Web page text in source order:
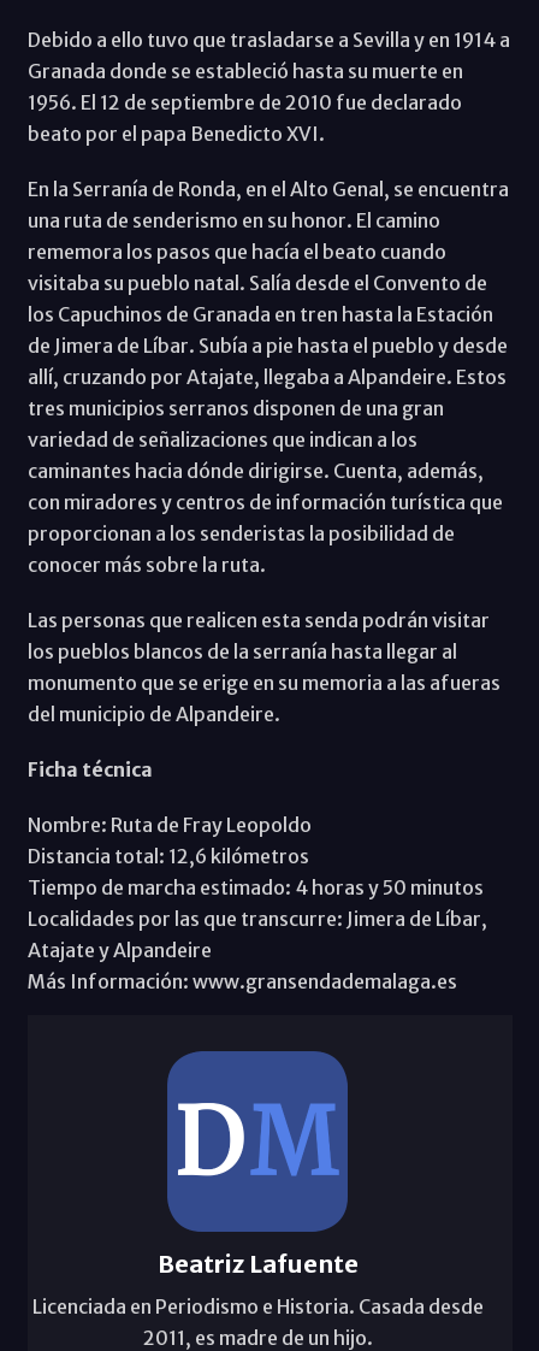
Debido a ello tuvo que trasladarse a Sevilla y en 1914 a
Granada donde se estableció hasta su muerte en
1956. El 12 de septiembre de 2010 fue declarado
beato por el papa Benedicto XVI.
En la Serranía de Ronda, en el Alto Genal, se encuentra
una ruta de senderismo en su honor. El camino
rememora los pasos que hacía el beato cuando
visitaba su pueblo natal. Salía desde el Convento de
los Capuchinos de Granada en tren hasta la Estación
de Jimera de Líbar. Subía a pie hasta el pueblo y desde
allí, cruzando por Atajate, llegaba a Alpandeire. Estos
tres municipios serranos disponen de una gran
variedad de señalizaciones que indican a los
caminantes hacia dónde dirigirse. Cuenta, además,
con miradores y centros de información turística que
proporcionan a los senderistas la posibilidad de
conocer más sobre la ruta.
Las personas que realicen esta senda podrán visitar
los pueblos blancos de la serranía hasta llegar al
monumento que se erige en su memoria a las afueras
del municipio de Alpandeire.
Ficha técnica
Nombre: Ruta de Fray Leopoldo
Distancia total: 12,6 kilómetros
Tiempo de marcha estimado: 4 horas y 50 minutos
Localidades por las que transcurre: Jimera de Líbar,
Atajate y Alpandeire
Más Información: www.gransendademalaga.es
Beatriz Lafuente
Licenciada en Periodismo e Historia. Casada desde
2011, es madre de un hijo.